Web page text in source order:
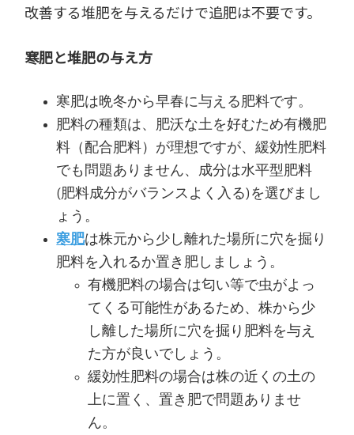
改善する堆肥を与えるだけで追肥は不要です。
寒肥と堆肥の与え方
寒肥は晩冬から早春に与える肥料です。
肥料の種類は、肥沃な土を好むため有機肥
料（配合肥料）が理想ですが、緩効性肥料
でも問題ありません、成分は水平型肥料
(肥料成分がバランスよく入る)を選びまし
ょう。
寒肥は株元から少し離れた場所に穴を掘り
肥料を入れるか置き肥しましょう。
有機肥料の場合は匂い等で虫がよっ
てくる可能性があるため、株から少
し離した場所に穴を掘り肥料を与え
た方が良いでしょう。
緩効性肥料の場合は株の近くの土の
上に置く、置き肥で問題ありませ
ん。